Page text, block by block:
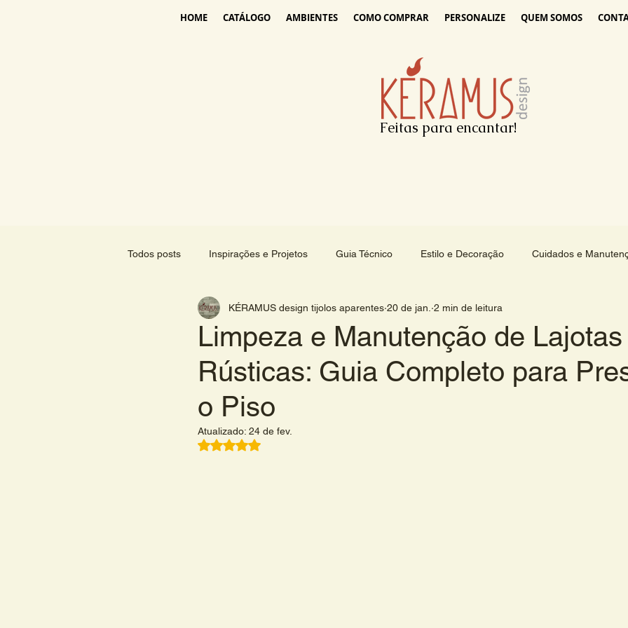
HOME CATÁLOGO AMBIENTES COMO COMPRAR PERSONALIZE QUEM SOMOS
Feitas para encantar!
Todos posts Inspirações e Projetos Guia Técnico Estilo e Decoração Cuidados e
Limpeza e Manutenção de Lajotas
Rústicas: Guia Completo para
o Piso
KÉRAMUS design tijolos aparentes 20 de jan. 2 min de leitura
Atualizado: 24 de fev.
Avaliado com NaN de 5 estrelas.